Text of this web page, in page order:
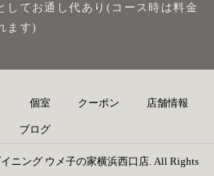
してお通し代あり(コース時は料金
ます)
個室 クーポン 店舗情報
ブログ
ニング ウメ子の家横浜西口店. All Rights